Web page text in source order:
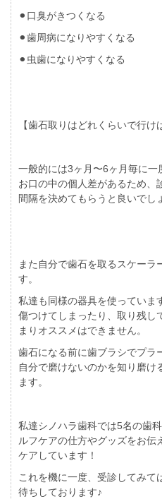
⚫︎口臭がきつくなる
⚫︎歯周病になりやすくなる
⚫︎虫歯になりやすくなる
【歯石取りはどれくらいで行け
一般的には3ヶ月〜6ヶ月毎に
お口の中の個人差があるため、
間隔を決めてもらうと良いでし
また自分で歯石を取るスケーラ
す。
私達も同様の器具を使っていま
傷つけてしまったり、取り残し
まりオススメはできません。
歯石になる前に歯ブラシでプラ
自分で磨けないのかを知り磨
ます。
私達シノハラ歯科では5名の歯
ルフケアの仕方やグッズをお伝
ケアしています！
これを機に一度、受診してみて
待ちしております♪